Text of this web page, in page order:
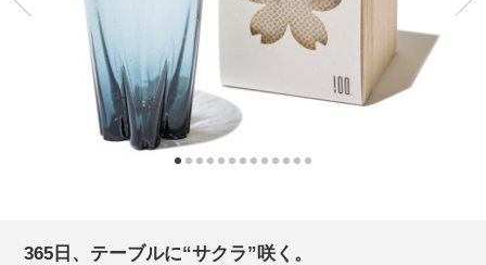
365日、テーブルに“サクラ”咲く。